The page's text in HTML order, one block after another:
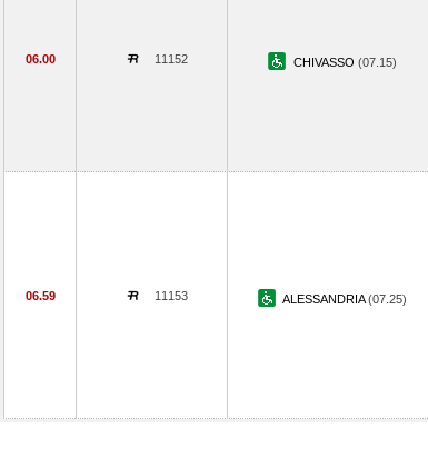
06.00 11152 CHIVASSO (07.15)
06.59 11153 ALESSANDRIA(07.25)